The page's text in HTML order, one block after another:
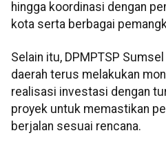
hingga koordinasi dengan
kota serta berbagai
Selain itu, DPMPTSP
daerah terus melakukan
realisasi investasi dengan
proyek untuk memastikan
berjalan sesuai rencana.